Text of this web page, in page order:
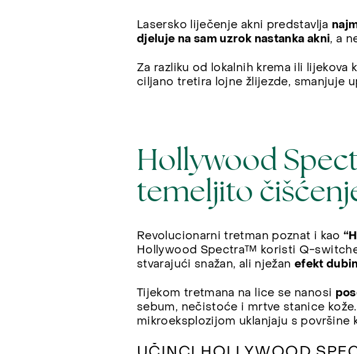
Lasersko liječenje akni predstavlja
djeluje na sam uzrok nastanka akni, a
Za razliku od lokalnih krema ili lijekova
ciljano tretira lojne žlijezde, smanjuje
Hollywood
temeljito
Revolucionarni tretman poznat i kao
Hollywood Spectra™ koristi Q-
stvarajući snažan, ali nježan efekt
Tijekom tretmana na lice se nanosi
sebum, nečistoće i mrtve stanice
mikroeksplozijom uklanjaju s površine